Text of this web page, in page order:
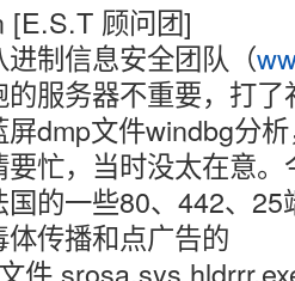
[E.S.T 顾问团]
制信息安全团队（
服务器不重要，打
dmp文件windbg分
忙，当时没太在意
的一些80、442、
传播和点广告的
件 srosa.sys